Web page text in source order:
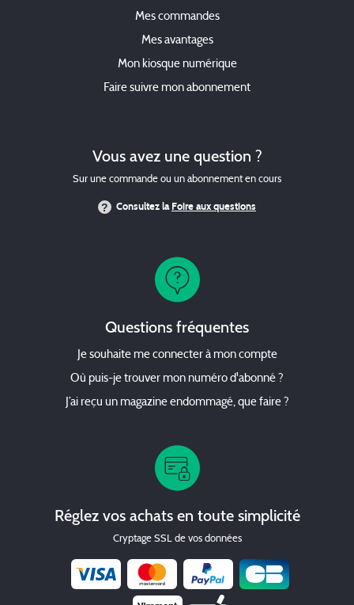
Mes commandes
Mes avantages
Mon kiosque numérique
Faire suivre mon abonnement
Vous avez une question ?
Sur une commande ou un abonnement en cours
Consultez laFoire aux questions
Questions fréquentes
Je souhaite me connecter à mon compte
Où puis-je trouver mon numéro d'abonné ?
J’ai reçu un magazine endommagé, que faire ?
Réglez vos achats en toute simplicité
Cryptage SSL de vos données
Chèque